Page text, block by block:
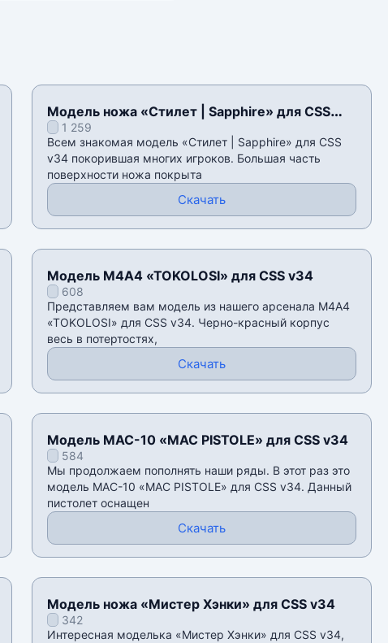
Модель ножа «Стилет | Sapphire» для CSS
v341 259
Всем знакомая модель «Стилет | Sapphire» для CSS
v34 покорившая многих игроков. Большая часть
поверхности ножа покрыта
Скачать
Модель М4А4 «TOKOLOSI» для CSS v34
608
Представляем вам модель из нашего арсенала М4А4
«TOKOLOSI» для CSS v34. Черно-красный корпус
весь в потертостях,
Скачать
Модель MAC-10 «MAC PISTOLE» для CSS v34
584
Мы продолжаем пополнять наши ряды. В этот раз это
модель MAC-10 «MAC PISTOLE» для CSS v34. Данный
пистолет оснащен
Скачать
Модель ножа «Мистер Хэнки» для CSS v34
342
Интересная моделька «Мистер Хэнки» для CSS v34,